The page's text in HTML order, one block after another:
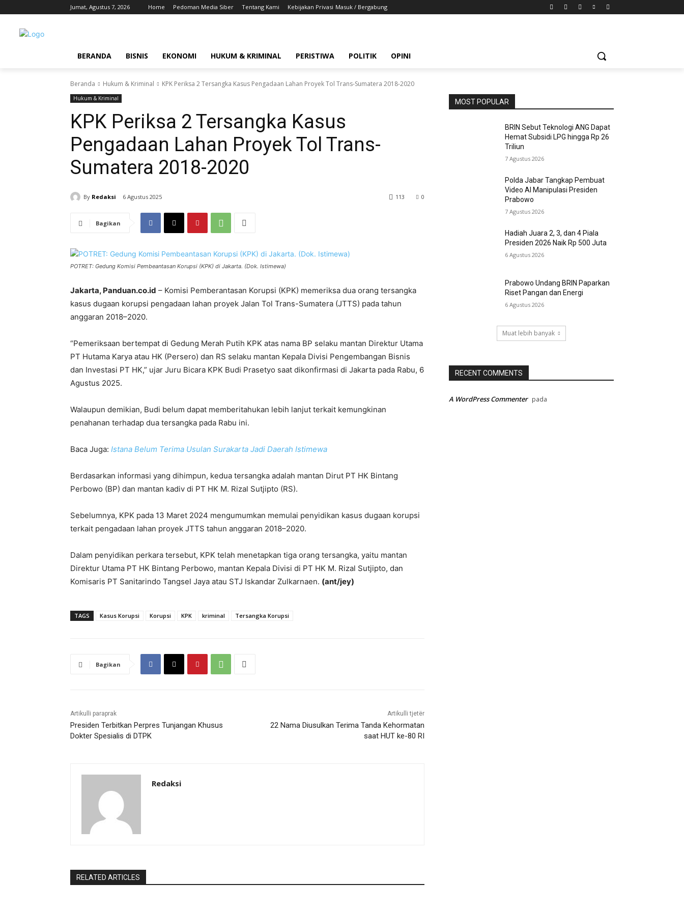
Jumat, Agustus 7, 2026 Home Pedoman Media Siber Tentang Kami Kebijakan Privasi Masuk / Bergabung
BERANDA BISNIS EKONOMI HUKUM & KRIMINAL PERISTIWA POLITIK OPINI
Beranda Hukum & Kriminal KPK Periksa 2 Tersangka Kasus Pengadaan Lahan Proyek Tol Trans-Sumatera 2018-2020
Hukum & Kriminal
KPK Periksa 2 Tersangka Kasus
Pengadaan Lahan Proyek Tol Trans-
Sumatera 2018-2020
By Redaksi 6 Agustus 2025 0
113
Bagikan
POTRET: Gedung Komisi Pembeantasan Korupsi (KPK) di Jakarta. (Dok. Istimewa)
Jakarta, Panduan.co.id – Komisi Pemberantasan Korupsi (KPK) memeriksa dua orang tersangka
kasus dugaan korupsi pengadaan lahan proyek Jalan Tol Trans-Sumatera (JTTS) pada tahun
anggaran 2018–2020.
“Pemeriksaan bertempat di Gedung Merah Putih KPK atas nama BP selaku mantan Direktur Utama
PT Hutama Karya atau HK (Persero) dan RS selaku mantan Kepala Divisi Pengembangan Bisnis
dan Investasi PT HK,” ujar Juru Bicara KPK Budi Prasetyo saat dikonfirmasi di Jakarta pada Rabu, 6
Agustus 2025.
Walaupun demikian, Budi belum dapat memberitahukan lebih lanjut terkait kemungkinan
penahanan terhadap dua tersangka pada Rabu ini.
Baca Juga: Istana Belum Terima Usulan Surakarta Jadi Daerah Istimewa
Berdasarkan informasi yang dihimpun, kedua tersangka adalah mantan Dirut PT HK Bintang
Perbowo (BP) dan mantan kadiv di PT HK M. Rizal Sutjipto (RS).
Sebelumnya, KPK pada 13 Maret 2024 mengumumkan memulai penyidikan kasus dugaan korupsi
terkait pengadaan lahan proyek JTTS tahun anggaran 2018–2020.
Dalam penyidikan perkara tersebut, KPK telah menetapkan tiga orang tersangka, yaitu mantan
Direktur Utama PT HK Bintang Perbowo, mantan Kepala Divisi di PT HK M. Rizal Sutjipto, dan
Komisaris PT Sanitarindo Tangsel Jaya atau STJ Iskandar Zulkarnaen. (ant/jey)
TAGS Kasus Korupsi Korupsi KPK kriminal Tersangka Korupsi
Bagikan
Artikulli paraprak
Presiden Terbitkan Perpres Tunjangan Khusus
Dokter Spesialis di DTPK
Artikulli tjetër
22 Nama Diusulkan Terima Tanda Kehormatan
saat HUT ke-80 RI
Redaksi
RELATED ARTICLES
MOST POPULAR
BRIN Sebut Teknologi ANG Dapat
Hemat Subsidi LPG hingga Rp 26
Triliun
7 Agustus 2026
Polda Jabar Tangkap Pembuat
Video AI Manipulasi Presiden
Prabowo
7 Agustus 2026
Hadiah Juara 2, 3, dan 4 Piala
Presiden 2026 Naik Rp 500 Juta
6 Agustus 2026
Prabowo Undang BRIN Paparkan
Riset Pangan dan Energi
6 Agustus 2026
Muat lebih banyak
RECENT COMMENTS
A WordPress Commenter pada